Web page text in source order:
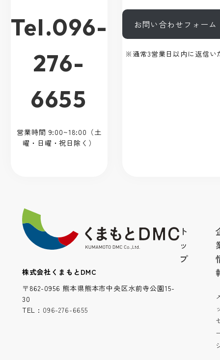
Tel.096-
276-
6655
営業時間 9:00~18:00（土
曜・日曜・祝日除く）
お問い合わせフォーム
※通常3営業日以内に返信い
株式会社くまもとDMC
〒862-0956 熊本県熊本市中央区水前寺公園15-
30
TEL : 096-276-6655
ト
ッ
プ